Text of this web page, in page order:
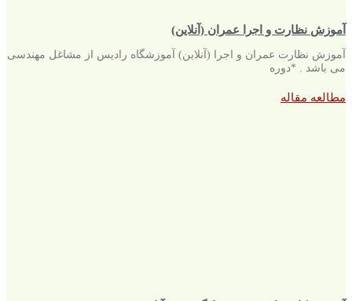
آموزش نظارت و اجرا عمران (آنلاین)
آموزش نظارت عمران و اجرا (آنلاین) آموزشگاه رادیس از مشاغل مهندسی
می باشد . *دوره
مطالعه مقاله